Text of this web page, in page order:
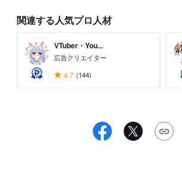
関連する人気プロ人材
VTuber・You...
広告クリエイター
4.7 (144)